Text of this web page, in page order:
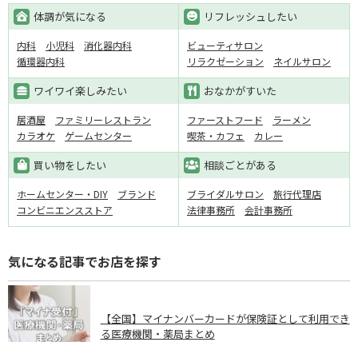
体調が気になる
内科 小児科
消化器内科
循環器内科
リフレッシュしたい
ビューティサロン
リラクゼーション
ネイルサロン
ワイワイ楽しみたい
居酒屋
ファミリーレストラン
カラオケ
ゲームセンター
おなかがすいた
ファーストフード
ラーメン
喫茶・カフェ
カレー
買い物をしたい
ホームセンター・DIY
ブランド
コンビニエンスストア
相談ごとがある
ブライダルサロン
旅行代理店
法律事務所
会計事務所
気になる記事でお店を探す
【全国】マイナンバーカードが保険証として利用でき
る医療機関・薬局まとめ